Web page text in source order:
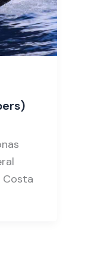
Costa